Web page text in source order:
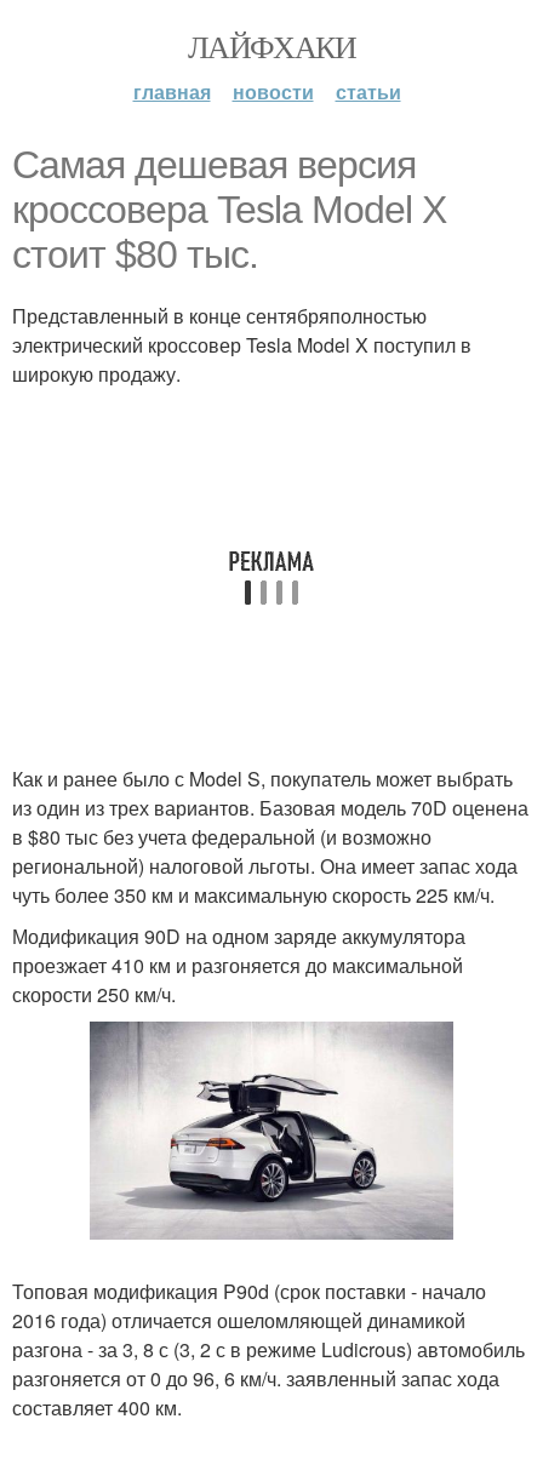
ЛАЙФХАКИ
главная новости статьи
Самая дешевая версия
кроссовера Tesla Model X
стоит $80 тыс.
Представленный в конце сентябряполностью
электрический кроссовер Tesla Model X поступил в
широкую продажу.
Как и ранее было с Model S, покупатель может выбрать
из один из трех вариантов. Базовая модель 70D оценена
в $80 тыс без учета федеральной (и возможно
региональной) налоговой льготы. Она имеет запас хода
чуть более 350 км и максимальную скорость 225 км/ч.
Модификация 90D на одном заряде аккумулятора
проезжает 410 км и разгоняется до максимальной
скорости 250 км/ч.
Топовая модификация P90d (срок поставки - начало
2016 года) отличается ошеломляющей динамикой
разгона - за 3, 8 с (3, 2 с в режиме Ludicrous) автомобиль
разгоняется от 0 до 96, 6 км/ч. заявленный запас хода
составляет 400 км.